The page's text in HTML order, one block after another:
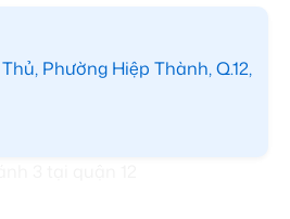
Phường Hiệp Thành, Q.12,